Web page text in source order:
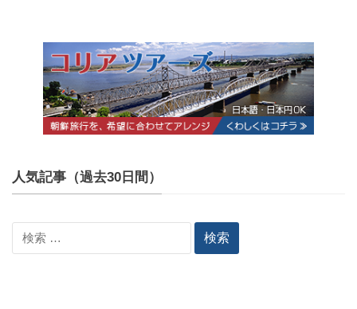
人気記事（過去30日間）
索: